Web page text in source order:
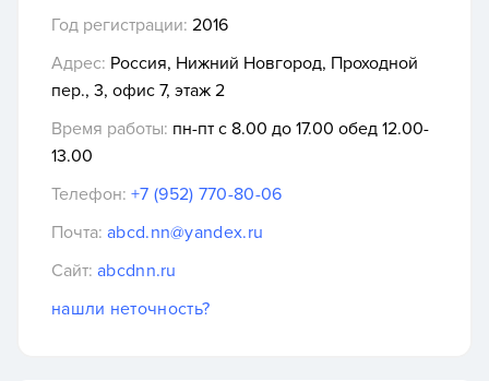
Год регистрации: 2016
Адрес: Россия, Нижний Новгород, Проходной
пер., 3, офис 7, этаж 2
Время работы: пн-пт с 8.00 до 17.00 обед 12.00-
13.00
Телефон: +7 (952) 770-80-06
Почта: abcd.nn@yandex.ru
Сайт: abcdnn.ru
нашли неточность?